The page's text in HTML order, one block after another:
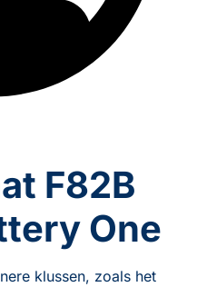
F82B
One
klussen, zoals het